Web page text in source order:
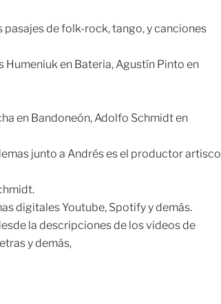
de folk-rock, tango, y canciones
en Bateria, Agustín Pinto en
en Bandoneón, Adolfo Schmidt en
junto a Andrés es el productor artisco
digitales Youtube, Spotify y demás.
la descripciones de los videos de
y demás,